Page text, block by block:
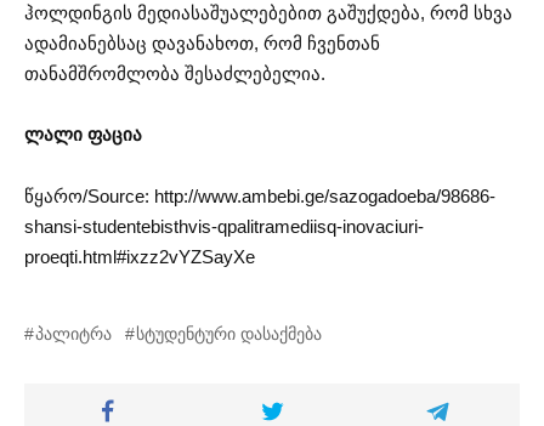
ჰოლდინგის მედიასაშუალებებით გაშუქდება, რომ სხვა
ადამიანებსაც დავანახოთ, რომ ჩვენთან
თანამშრომლობა შესაძლებელია.
ლალი ფაცია
წყარო/Source: http://www.ambebi.ge/sazogadoeba/98686-
shansi-studentebisthvis-qpalitramediisq-inovaciuri-
proeqti.html#ixzz2vYZSayXe
პალიტრა სტუდენტური დასაქმება